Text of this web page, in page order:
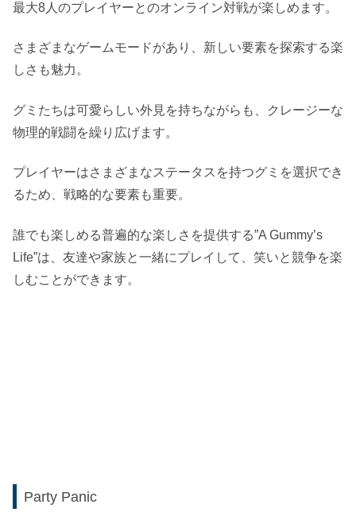
最大8人のプレイヤーとのオンライン対戦が楽しめます。
さまざまなゲームモードがあり、新しい要素を探索する楽
しさも魅力。
グミたちは可愛らしい外見を持ちながらも、クレージーな
物理的戦闘を繰り広げます。
プレイヤーはさまざまなステータスを持つグミを選択でき
るため、戦略的な要素も重要。
誰でも楽しめる普遍的な楽しさを提供する”A Gummy’s
Life”は、友達や家族と一緒にプレイして、笑いと競争を楽
しむことができます。
Party Panic